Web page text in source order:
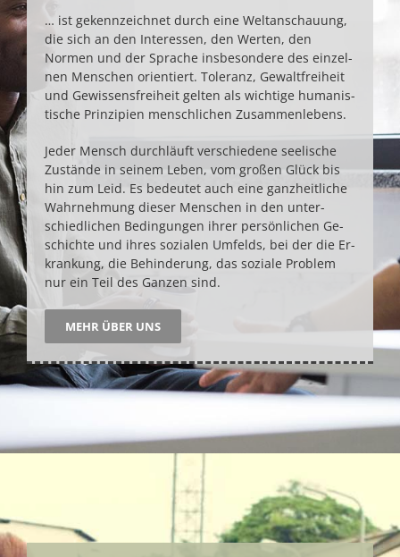
… ist gekenn­zeichnet durch eine Welt­an­schauung,
die sich an den Interes­sen, den Werten, den
Normen und der Sprache ins­beson­dere des einzel­
nen Menschen orientiert. Tole­ranz, Gewalt­frei­heit
und Ge­wissens­frei­heit gelten als wich­tige humanis­
tische Prinzi­pien mensch­lichen Zusammen­lebens.
Jeder Mensch durch­läuft verschie­dene see­lische
Zustände in seinem Leben, vom großen Glück bis
hin zum Leid. Es bedeutet auch eine ganz­heit­liche
Wahr­nehmung die­ser Menschen in den unter­
schied­lichen Bedin­gun­gen ihrer persön­lichen Ge­
schichte und ihres sozialen Umfelds, bei der die Er­
kran­kung, die Be­hin­derung, das soziale Problem
nur ein Teil des Ganzen sind.
MEHR ÜBER UNS